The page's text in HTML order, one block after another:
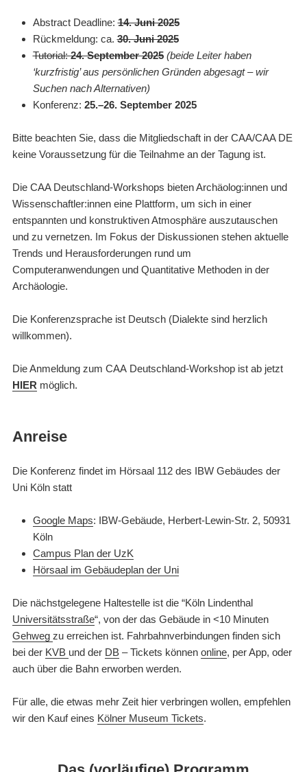
Abstract Deadline:14. Juni 2025
Rückmeldung: ca.30. Juni 2025
Tutorial:24. September 2025 (beide Leiter haben
‘kurzfristig’ aus persönlichen Gründen abgesagt – wir
Suchen nach Alternativen)
Konferenz: 25.–26. September 2025
Bitte beachten Sie, dass die Mitgliedschaft in der CAA/CAA DE
keine Voraussetzung für die Teilnahme an der Tagung ist.
Die CAA Deutschland-Workshops bieten Archäolog:innen und
Wissenschaftler:innen eine Plattform, um sich in einer
entspannten und konstruktiven Atmosphäre auszutauschen
und zu vernetzen. Im Fokus der Diskussionen stehen aktuelle
Trends und Herausforderungen rund um
Computeranwendungen und Quantitative Methoden in der
Archäologie.
Die Konferenzsprache ist Deutsch (Dialekte sind herzlich
willkommen).
Die Anmeldung zum CAA Deutschland-Workshop ist ab jetzt
HIER möglich.
Anreise
Die Konferenz findet im Hörsaal 112 des IBW Gebäudes der
Uni Köln statt
Google Maps: IBW-Gebäude, Herbert-Lewin-Str. 2, 50931
Köln
Campus Plan der UzK
Hörsaal im Gebäudeplan der Uni
Die nächstgelegene Haltestelle ist die “Köln Lindenthal
Universitätsstraße“, von der das Gebäude in <10 Minuten
Gehweg zu erreichen ist. Fahrbahnverbindungen finden sich
bei der KVB und der DB– Tickets können online, per App, oder
auch über die Bahn erworben werden.
Für alle, die etwas mehr Zeit hier verbringen wollen, empfehlen
wir den Kauf eines Kölner Museum Tickets.